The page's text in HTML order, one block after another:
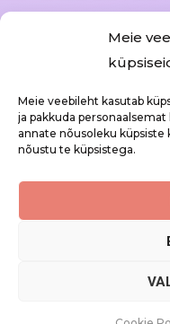
Meie
Meie veebileht kasutab
ja pakkuda
annate nõusoleku küpsiste
nõustu te küpsistega.